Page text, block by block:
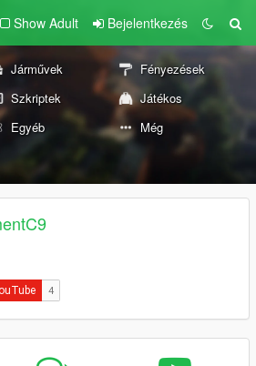
Show Adult Bejelentkezés
Járművek
Fényezések
Szkriptek
Játékos
Egyéb Még